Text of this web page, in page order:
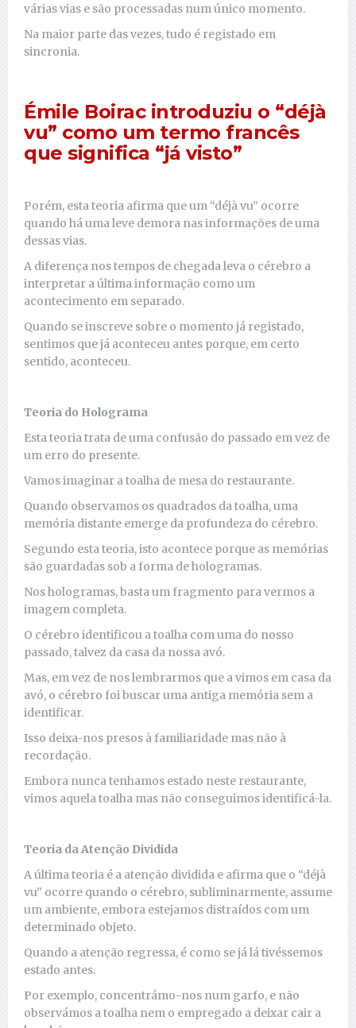
várias vias e são processadas num único momento.
Na maior parte das vezes, tudo é registado em
sincronia.
Émile Boirac introduziu o “déjà
vu” como um termo francês
que significa “já visto”
Porém, esta teoria afirma que um “déjà vu” ocorre
quando há uma leve demora nas informações de uma
dessas vias.
A diferença nos tempos de chegada leva o cérebro a
interpretar a última informação como um
acontecimento em separado.
Quando se inscreve sobre o momento já registado,
sentimos que já aconteceu antes porque, em certo
sentido, aconteceu.
Teoria do Holograma
Esta teoria trata de uma confusão do passado em vez de
um erro do presente.
Vamos imaginar a toalha de mesa do restaurante.
Quando observamos os quadrados da toalha, uma
memória distante emerge da profundeza do cérebro.
Segundo esta teoria, isto acontece porque as memórias
são guardadas sob a forma de hologramas.
Nos hologramas, basta um fragmento para vermos a
imagem completa.
O cérebro identificou a toalha com uma do nosso
passado, talvez da casa da nossa avó.
Mas, em vez de nos lembrarmos que a vimos em casa da
avó, o cérebro foi buscar uma antiga memória sem a
identificar.
Isso deixa-nos presos à familiaridade mas não à
recordação.
Embora nunca tenhamos estado neste restaurante,
vimos aquela toalha mas não conseguimos identificá-la.
Teoria da Atenção Dividida
A última teoria é a atenção dividida e afirma que o “déjà
vu” ocorre quando o cérebro, subliminarmente, assume
um ambiente, embora estejamos distraídos com um
determinado objeto.
Quando a atenção regressa, é como se já lá tivéssemos
estado antes.
Por exemplo, concentrámo-nos num garfo, e não
observámos a toalha nem o empregado a deixar cair a